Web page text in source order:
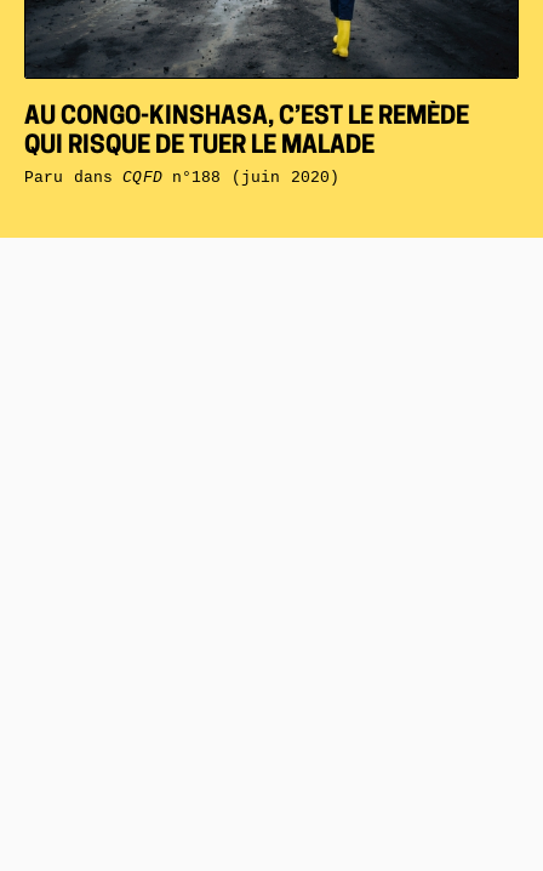
AU CONGO-KINSHASA, C’EST LE REMÈDE
QUI RISQUE DE TUER LE MALADE
Paru dansCQFDn°188 (juin 2020)